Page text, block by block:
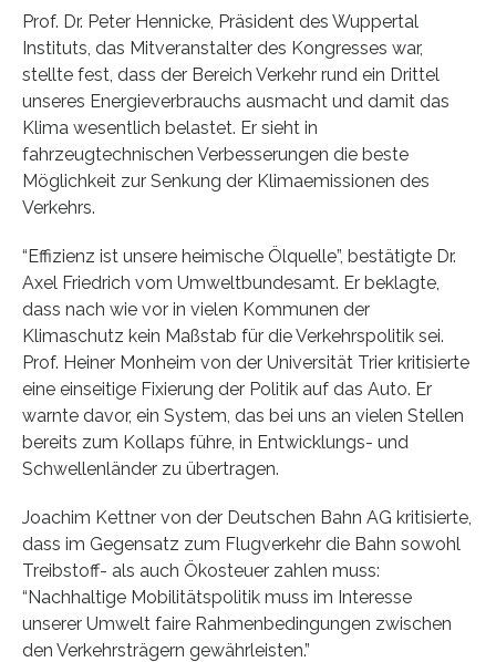
Prof. Dr. Peter Hennicke, Präsident des Wuppertal
Instituts, das Mitveranstalter des Kongresses war,
stellte fest, dass der Bereich Verkehr rund ein Drittel
unseres Energieverbrauchs ausmacht und damit das
Klima wesentlich belastet. Er sieht in
fahrzeugtechnischen Verbesserungen die beste
Möglichkeit zur Senkung der Klimaemissionen des
Verkehrs.
“Effizienz ist unsere heimische Ölquelle”, bestätigte Dr.
Axel Friedrich vom Umweltbundesamt. Er beklagte,
dass nach wie vor in vielen Kommunen der
Klimaschutz kein Maßstab für die Verkehrspolitik sei.
Prof. Heiner Monheim von der Universität Trier kritisierte
eine einseitige Fixierung der Politik auf das Auto. Er
warnte davor, ein System, das bei uns an vielen Stellen
bereits zum Kollaps führe, in Entwicklungs- und
Schwellenländer zu übertragen.
Joachim Kettner von der Deutschen Bahn AG kritisierte,
dass im Gegensatz zum Flugverkehr die Bahn sowohl
Treibstoff- als auch Ökosteuer zahlen muss:
“Nachhaltige Mobilitätspolitik muss im Interesse
unserer Umwelt faire Rahmenbedingungen zwischen
den Verkehrsträgern gewährleisten.”